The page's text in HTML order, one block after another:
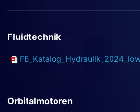
Fluidtechnik
Orbitalmotoren